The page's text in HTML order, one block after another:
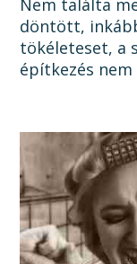
Nem találta
döntött,
tökéleteset, a
építkezés